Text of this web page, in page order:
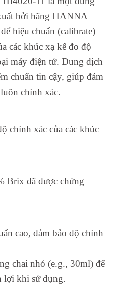
bởi hãng HANNA
hiệu chuẩn (calibrate)
các khúc xạ kế đo độ
máy điện tử. Dung dịch
chuẩn tin cậy, giúp đảm
chính xác.
chính xác của các khúc
Brix đã được chứng
cao, đảm bảo độ chính
chai nhỏ (e.g., 30ml) để
lợi khi sử dụng.